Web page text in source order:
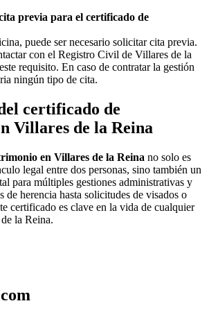
previa para el certificado de
puede ser necesario solicitar cita previa.
con el Registro Civil de Villares de la
requisito. En caso de contratar la gestión
ningún tipo de cita.
certificado de
Villares de la Reina
en Villares de la Reina no solo es
legal entre dos personas, sino también un
para múltiples gestiones administrativas y
de herencia hasta solicitudes de visados o
certificado es clave en la vida de cualquier
la Reina.